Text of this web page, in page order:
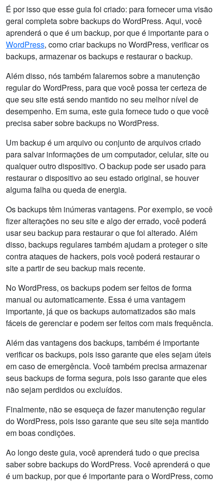
É por isso que esse guia foi criado: para fornecer uma visão
geral completa sobre backups do WordPress. Aqui, você
aprenderá o que é um backup, por que é importante para o
WordPress, como criar backups no WordPress, verificar os
backups, armazenar os backups e restaurar o backup.
Além disso, nós também falaremos sobre a manutenção
regular do WordPress, para que você possa ter certeza de
que seu site está sendo mantido no seu melhor nível de
desempenho. Em suma, este guia fornece tudo o que você
precisa saber sobre backups no WordPress.
Um backup é um arquivo ou conjunto de arquivos criado
para salvar informações de um computador, celular, site ou
qualquer outro dispositivo. O backup pode ser usado para
restaurar o dispositivo ao seu estado original, se houver
alguma falha ou queda de energia.
Os backups têm inúmeras vantagens. Por exemplo, se você
fizer alterações no seu site e algo der errado, você poderá
usar seu backup para restaurar o que foi alterado. Além
disso, backups regulares também ajudam a proteger o site
contra ataques de hackers, pois você poderá restaurar o
site a partir de seu backup mais recente.
No WordPress, os backups podem ser feitos de forma
manual ou automaticamente. Essa é uma vantagem
importante, já que os backups automatizados são mais
fáceis de gerenciar e podem ser feitos com mais frequência.
Além das vantagens dos backups, também é importante
verificar os backups, pois isso garante que eles sejam úteis
em caso de emergência. Você também precisa armazenar
seus backups de forma segura, pois isso garante que eles
não sejam perdidos ou excluídos.
Finalmente, não se esqueça de fazer manutenção regular
do WordPress, pois isso garante que seu site seja mantido
em boas condições.
Ao longo deste guia, você aprenderá tudo o que precisa
saber sobre backups do WordPress. Você aprenderá o que
é um backup, por que é importante para o WordPress, como